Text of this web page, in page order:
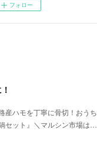
フォロー
産ハモを丁寧に骨切！おうち
セット』＼マルシン市場は…